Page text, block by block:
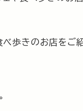
歩きのお店をご